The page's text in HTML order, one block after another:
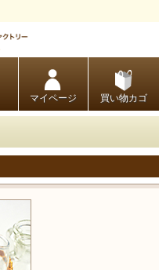
マイページ 買い物カゴ